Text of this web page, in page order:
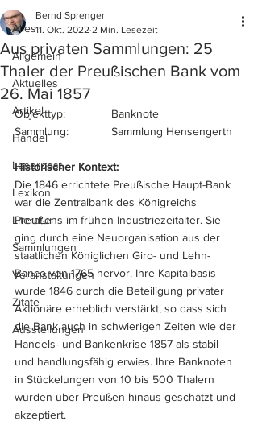
Alles
Allgemein
Aktuelles
Artikel
Handel
Leserpost
Lexikon
Literatur
Sammlungen
Veranstaltungen
Zitate
Ausstellungen
Aus privaten Sammlungen: 25
Thaler der Preußischen Bank vom
26. Mai 1857
Bernd Sprenger
11. Okt. 2022 2 Min. Lesezeit
Objekttyp:		Banknote
Sammlung:		Sammlung Hensengerth
Historischer Kontext:
Die 1846 errichtete Preußische Haupt-Bank
war die Zentralbank des Königreichs
Preußens im frühen Industriezeitalter. Sie
ging durch eine Neuorganisation aus der
staatlichen Königlichen Giro- und Lehn-
Banco von 1765 hervor. Ihre Kapitalbasis
wurde 1846 durch die Beteiligung privater
Aktionäre erheblich verstärkt, so dass sich
die Bank auch in schwierigen Zeiten wie der
Handels- und Bankenkrise 1857 als stabil
und handlungsfähig erwies. Ihre Banknoten
in Stückelungen von 10 bis 500 Thalern
wurden über Preußen hinaus geschätzt und
akzeptiert.